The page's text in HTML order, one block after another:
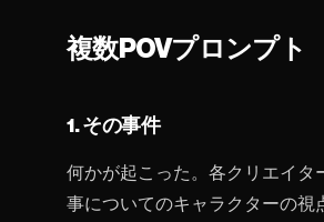
複数POVプロンプト
1. その事件
何かが起こった。各クリエイタ
事についてのキャラクターの視